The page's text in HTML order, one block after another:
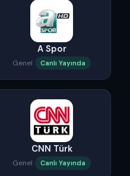
A Spor
Genel Canlı Yayında
CNN Türk
Genel Canlı Yayında